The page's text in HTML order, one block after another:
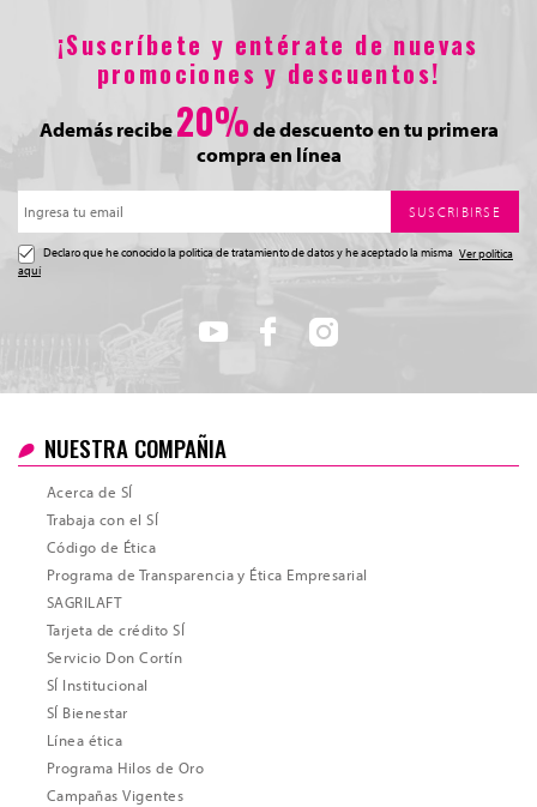
¡Suscríbete y entérate de nuevas
promociones y descuentos!
Además recibe20%de descuento en tu primera
compra en línea
SUSCRIBIRSE
Declaro que he conocido la politica de tratamiento de datos y he aceptado la misma Ver política
aquí
NUESTRA COMPAÑIA
Acerca de SÍ
Trabaja con el SÍ
Código de Ética
Programa de Transparencia y Ética Empresarial
SAGRILAFT
Tarjeta de crédito SÍ
Servicio Don Cortín
SÍ Institucional
SÍ Bienestar
Línea ética
Programa Hilos de Oro
Campañas Vigentes